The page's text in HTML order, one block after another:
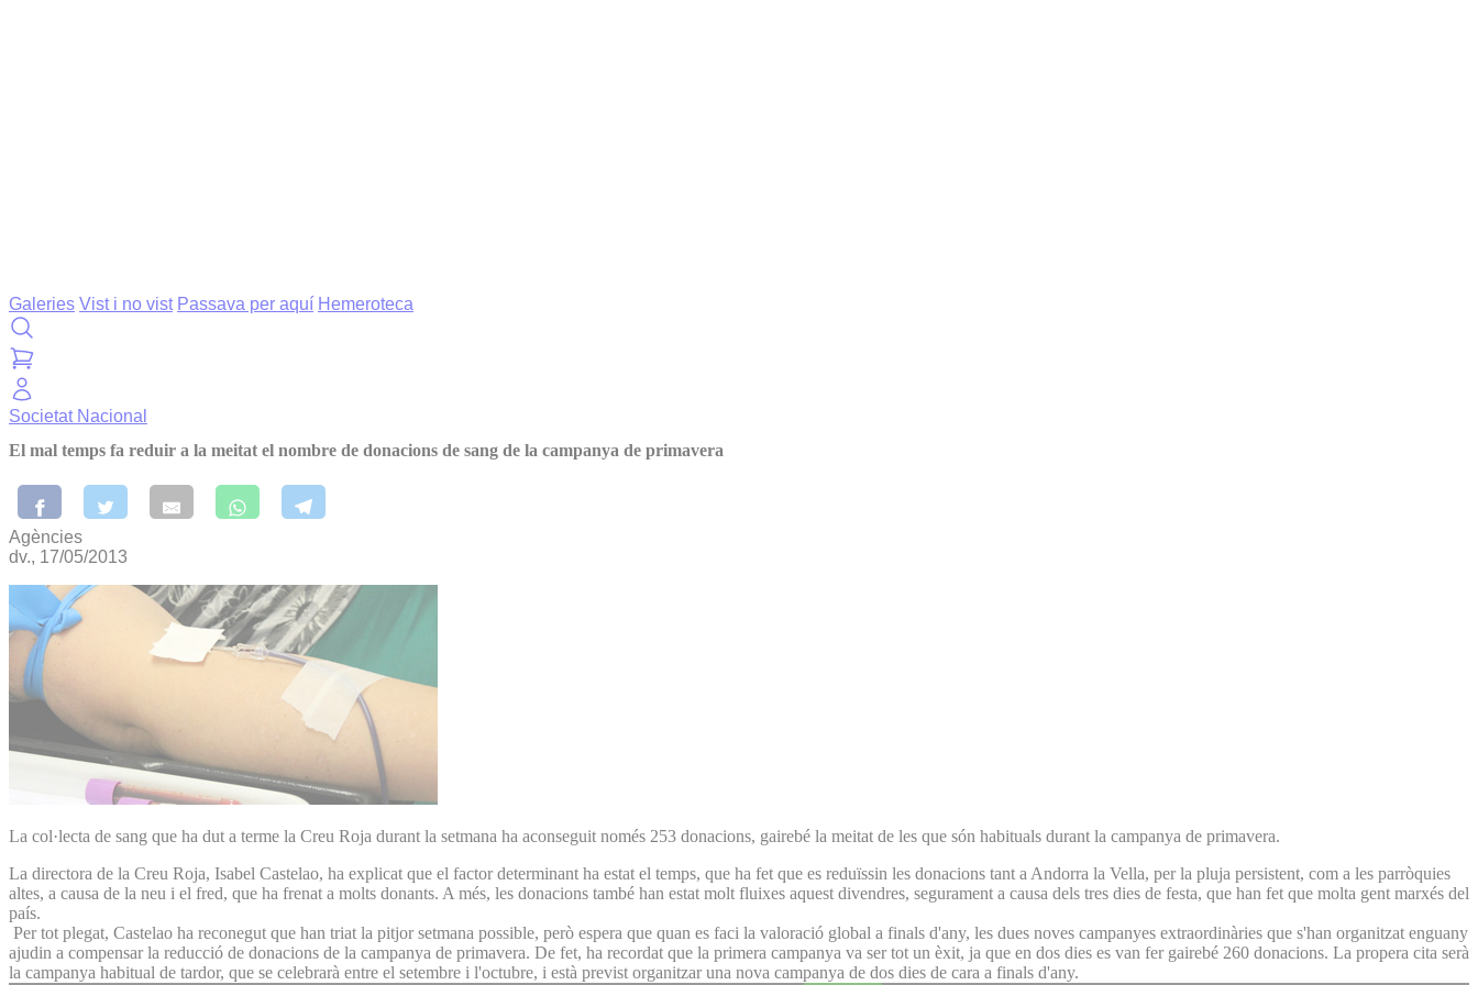
Galeries Vist i no vist Passava per aquí Hemeroteca
Societat Nacional
El mal temps fa reduir a la meitat el nombre de donacions de sang de la campanya de primavera
Agències
dv., 17/05/2013
La col·lecta de sang que ha dut a terme la Creu Roja durant la setmana ha aconseguit només 253 donacions, gairebé la meitat de les que són habituals durant la campanya de primavera.
La directora de la Creu Roja, Isabel Castelao, ha explicat que el factor determinant ha estat el temps, que ha fet que es reduïssin les donacions tant a Andorra la Vella, per la pluja persistent, com a les parròquies
altes, a causa de la neu i el fred, que ha frenat a molts donants. A més, les donacions també han estat molt fluixes aquest divendres, segurament a causa dels tres dies de festa, que han fet que molta gent marxés del
país.
Per tot plegat, Castelao ha reconegut que han triat la pitjor setmana possible, però espera que quan es faci la valoració global a finals d'any, les dues noves campanyes extraordinàries que s'han organitzat enguany
ajudin a compensar la reducció de donacions de la campanya de primavera. De fet, ha recordat que la primera campanya va ser tot un èxit, ja que en dos dies es van fer gairebé 260 donacions. La propera cita serà
la campanya habitual de tardor, que se celebrarà entre el setembre i l'octubre, i està previst organitzar una nova campanya de dos dies de cara a finals d'any.